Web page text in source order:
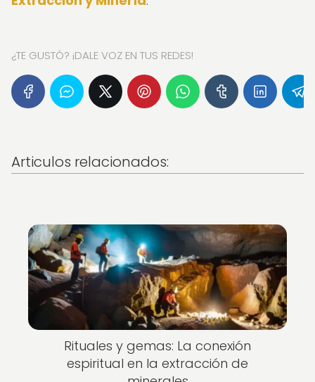
¿TE GUSTÓ? ¡DALE VOZ EN TUS REDES!
Articulos relacionados:
Rituales y gemas: La conexión
espiritual en la extracción de